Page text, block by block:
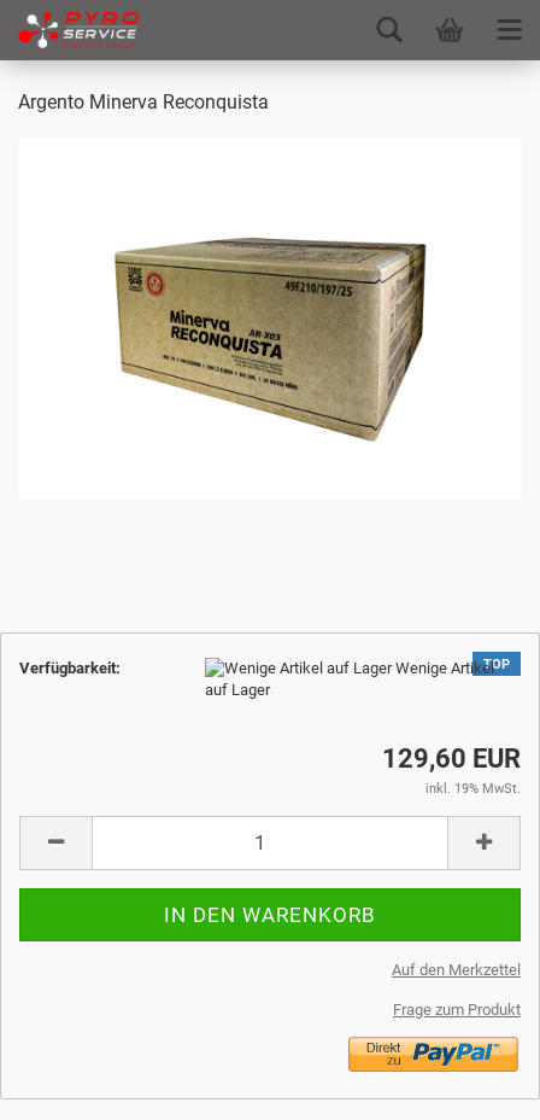
Argento Minerva Reconquista
TOP
Verfügbarkeit:
Wenige Artikel
auf Lager
129,60 EUR
inkl. 19% MwSt.
Auf den Merkzettel
Frage zum Produkt